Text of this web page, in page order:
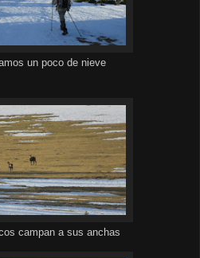
un poco de nieve
campan a sus anchas